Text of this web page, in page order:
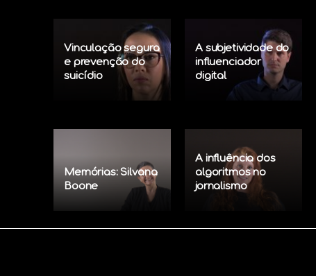
Vinculação segura
e prevenção do
suicídio
A subjetividade do
influenciador
digital
Memórias: Silvana
Boone
A influência dos
algoritmos no
jornalismo